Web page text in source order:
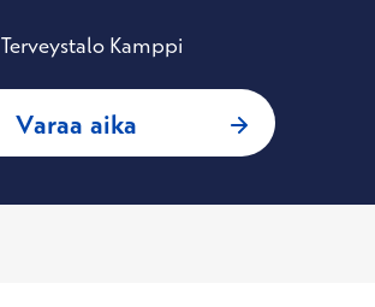
Terveystalo Kamppi
Varaa aika : Helena